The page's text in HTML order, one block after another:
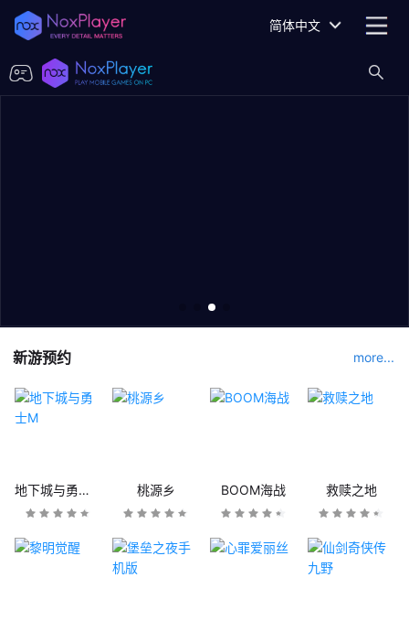
简体中文
新游预约 more...
地下城与勇士M 桃源乡 BOOM海战 救赎之地